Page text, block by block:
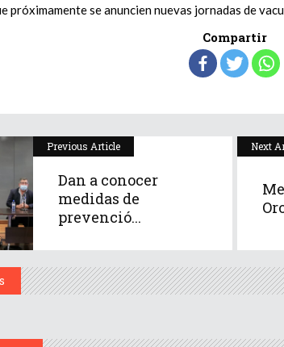
próximamente se anuncien nuevas jornadas de
Compartir
Previous Article
Dan a conocer
medidas de
prevenció...
Next